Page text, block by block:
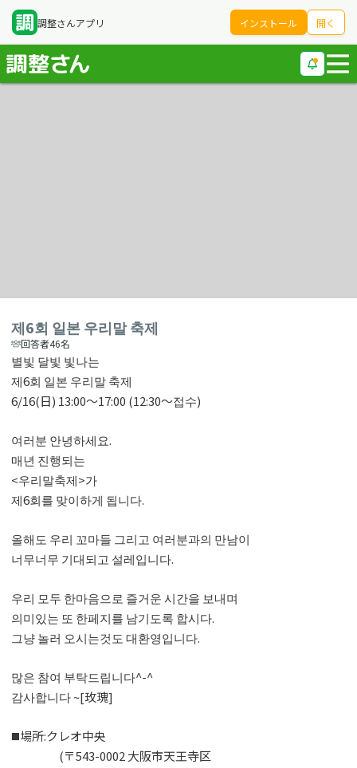
調整さんアプリ インストール 開く
제6회 일본 우리말 축제
回答者46名
별빛 달빛 빛나는
제6회 일본 우리말 축제
6/16(日) 13:00〜17:00 (12:30〜접수)
여러분 안녕하세요.
매년 진행되는
<우리말축제>가
제6회를 맞이하게 됩니다.
올해도 우리 꼬마들 그리고 여러분과의 만남이
너무너무 기대되고 설레입니다.
우리 모두 한마음으로 즐거운 시간을 보내며
의미있는 또 한페지를 남기도록 합시다.
그냥 놀러 오시는것도 대환영입니다.
많은 참여 부탁드립니다^-^
감사합니다 ~[玫瑰]
◼️場所:クレオ中央
(〒543-0002 大阪市天王寺区